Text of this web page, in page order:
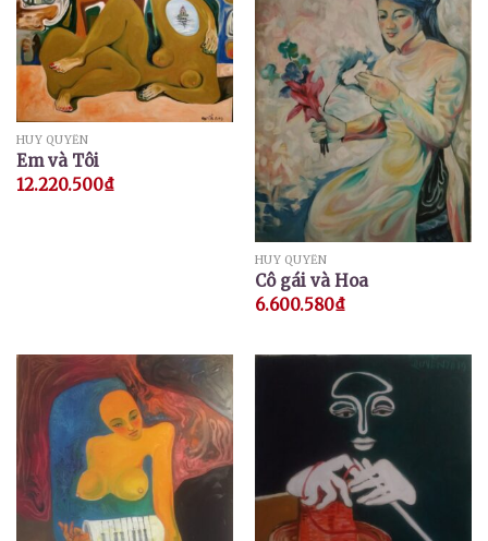
HUY QUYỂN
Em và Tôi
12.220.500₫
HUY QUYỂN
Cô gái và Hoa
6.600.580₫